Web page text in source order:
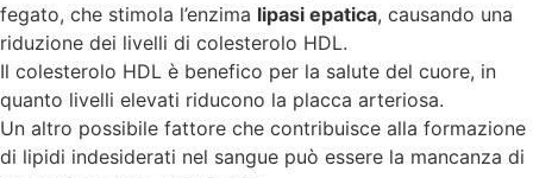
fegato, che stimola l’enzima lipasi epatica, causando una
riduzione dei livelli di colesterolo HDL.
Il colesterolo HDL è benefico per la salute del cuore, in
quanto livelli elevati riducono la placca arteriosa.
Un altro possibile fattore che contribuisce alla formazione
di lipidi indesiderati nel sangue può essere la mancanza di